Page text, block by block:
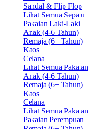
Sandal & Flip Flop
Lihat Semua Sepatu
Pakaian Laki-Laki
Anak (4-6 Tahun)
Remaja (6+ Tahun)
Kaos
Celana
Lihat Semua Pakaian
Anak (4-6 Tahun)
Remaja (6+ Tahun)
Kaos
Celana
Lihat Semua Pakaian
Pakaian Perempuan